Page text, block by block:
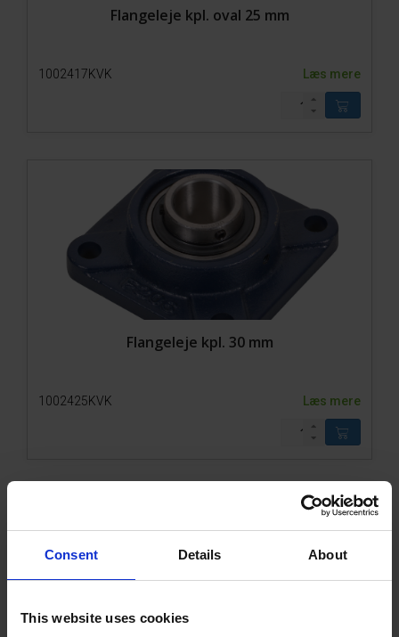
Consent Details About
This website uses cookies
Flangeleje kpl. oval 25 mm
1002417KVK Læs mere
Flangeleje kpl. 30 mm
1002425KVK Læs mere